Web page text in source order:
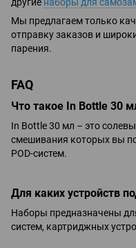
Мы предлагаем только
отправку заказов и
парения.
FAQ
Что такое In Bottle 30
In Bottle 30 мл – это
смешивания которых вы
POD-систем.
Для каких устройств
Наборы предназначены
систем, картриджных